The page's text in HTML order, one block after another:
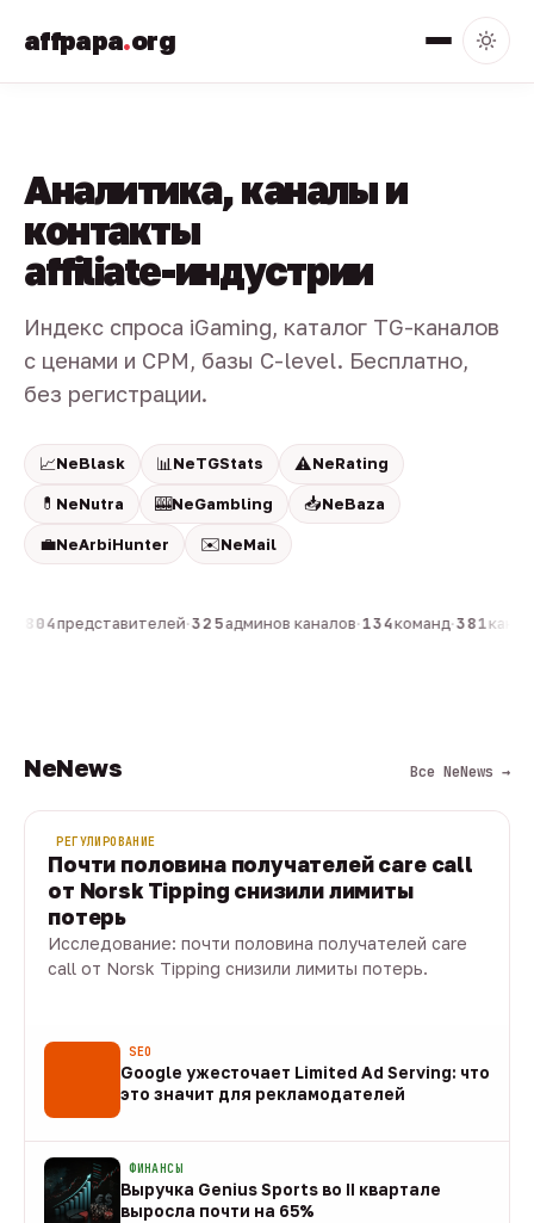
affpapa.org
Аналитика, каналы и
контакты
affiliate-индустрии
Индекс спроса iGaming, каталог TG-каналов
с ценами и CPM, базы C-level. Бесплатно,
без регистрации.
📈NeBlask 📊 NeTGStats ⚠️NeRating
💊 NeNutra 🎰NeGambling 📥NeBaza
💼NeArbiHunter ✉️NeMail
804представителей·325админов каналов·134команд·381
NeNews Все NeNews →
РЕГУЛИРОВАНИЕ
Почти половина получателей care call
от Norsk Tipping снизили лимиты
потерь
Исследование: почти половина получателей care
call от Norsk Tipping снизили лимиты потерь.
SEO
Google ужесточает Limited Ad Serving: что
это значит для рекламодателей
ФИНАНСЫ
Выручка Genius Sports во II квартале
выросла почти на 65%